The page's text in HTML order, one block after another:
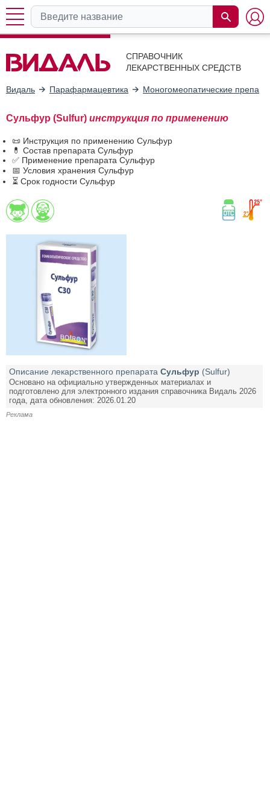
СПРАВОЧНИК
ЛЕКАРСТВЕННЫХ СРЕДСТВ
Видаль Парафармацевтика Моногомеопатические
Сульфур (Sulfur) инструкция по применению
📜 Инструкция по применению Сульфур
💊 Состав препарата Сульфур
✅ Применение препарата Сульфур
📅 Условия хранения Сульфур
⏳ Срок годности Сульфур
Описание лекарственного препарата Сульфур (Sulfur)
Основано на официально утвержденных материалах и
подготовлено для электронного издания справочника Видаль 2026
года, дата обновления: 2026.01.20
Реклама